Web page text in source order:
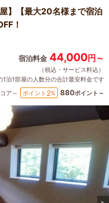
】【最大20名様まで宿泊
！
宿泊料金 44,000円～
（税込・サービス料込）
1泊1部屋の人数分の合計最安料金です
ア～ ポイント 2% 880ポイント～